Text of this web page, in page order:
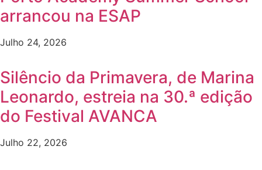
arrancou na ESAP
Julho 24, 2026
Silêncio da Primavera, de Marina
Leonardo, estreia na 30.ª edição
do Festival AVANCA
Julho 22, 2026